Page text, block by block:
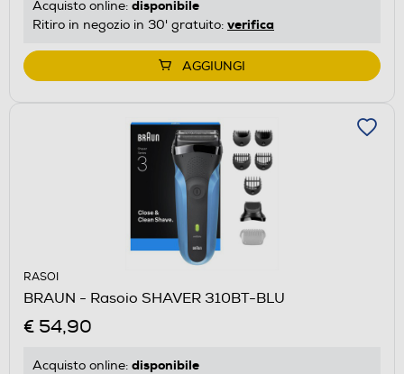
Acquisto online: disponibile
Ritiro in negozio in 30' gratuito: verifica
AGGIUNGI
RASOI
BRAUN - Rasoio SHAVER 310BT-BLU
€ 54,90
Acquisto online: disponibile